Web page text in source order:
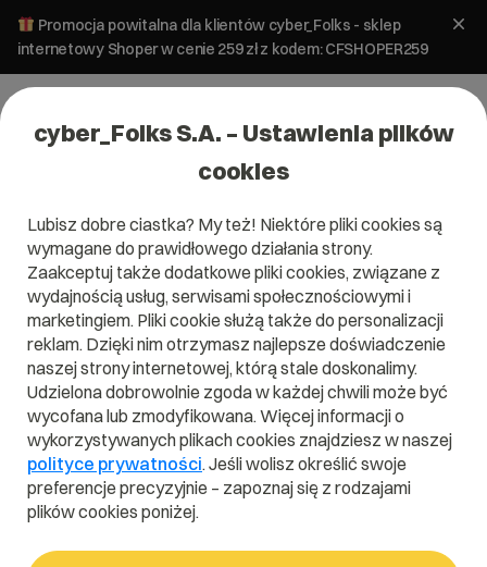
Promocja powitalna dla klientów cyber_Folks - sklep
internetowy Shoper w cenie 259 zł z kodem: CFSHOPER259
Domena .pl od 0 zł!
Szukaj domeny
Wpisz swoją wymarzoną nazwę domeny i naciśnij przycisk
Znajdź
Promocja .pl od0,00 zł.site 0,90 zł.online 0,90 zł
cyber_Folks S.A. – Ustawienia plików
cookies
Lubisz dobre ciastka? My też! Niektóre pliki cookies są
wymagane do prawidłowego działania strony.
Zaakceptuj także dodatkowe pliki cookies, związane z
wydajnością usług, serwisami społecznościowymi i
marketingiem. Pliki cookie służą także do personalizacji
reklam. Dzięki nim otrzymasz najlepsze doświadczenie
naszej strony internetowej, którą stale doskonalimy.
Udzielona dobrowolnie zgoda w każdej chwili może być
wycofana lub zmodyfikowana. Więcej informacji o
wykorzystywanych plikach cookies znajdziesz w naszej
polityce prywatności. Jeśli wolisz określić swoje
preferencje precyzyjnie – zapoznaj się z rodzajami
plików cookies poniżej.